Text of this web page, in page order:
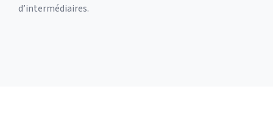
d’intermédiaires.